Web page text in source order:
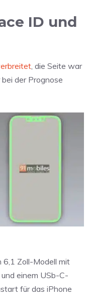
ID und
, die Seite war
der Prognose
6,1 Zoll-Modell mit
einem USb-C-
für das iPhone